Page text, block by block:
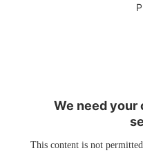
We need your
This content is not